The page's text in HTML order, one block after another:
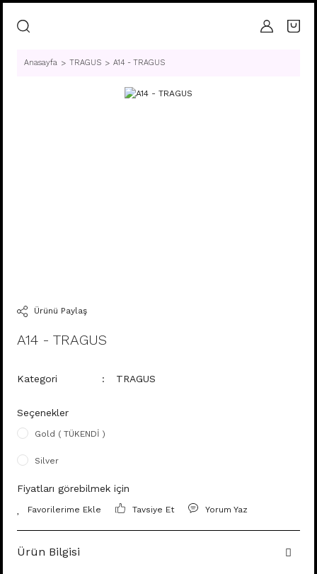
Anasayfa TRAGUS A14 - TRAGUS
Ürünü Paylaş
A14 - TRAGUS
Kategori TRAGUS
Seçenekler
Gold ( TÜKENDİ )
Silver
Fiyatları görebilmek için
Tavsiye Et Yorum Yaz
Ürün Bilgisi